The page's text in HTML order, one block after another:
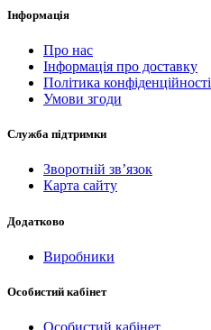
Інформація
Про нас
Інформація про доставку
Політика конфіденційності
Умови згоди
Служба підтримки
Зворотній зв’язок
Карта сайту
Додатково
Виробники
Особистий кабінет
Особистий кабінет